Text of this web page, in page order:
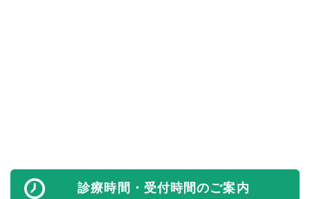
診療時間・受付時間のご案内